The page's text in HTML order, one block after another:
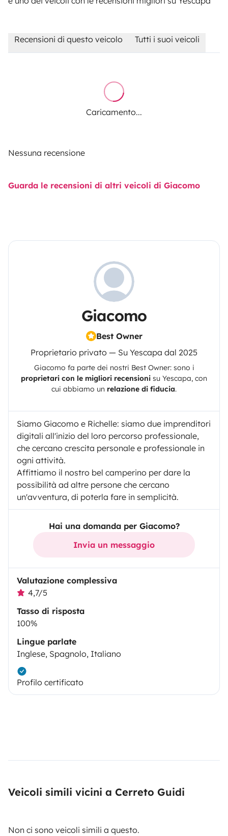
Recensioni di questo veicolo Tutti i suoi veicoli
Caricamento...
Nessuna recensione
Guarda le recensioni di altri veicoli di Giacomo
Giacomo
Best Owner
Proprietario privato — Su Yescapa dal 2025
Giacomo fa parte dei nostri Best Owner: sono i
proprietari con le migliori recensioni su Yescapa, con
cui abbiamo un relazione di fiducia.
Siamo Giacomo e Richelle: siamo due imprenditori
digitali all'inizio del loro percorso professionale,
che cercano crescita personale e professionale in
ogni attività.
Affittiamo il nostro bel camperino per dare la
possibilità ad altre persone che cercano
un'avventura, di poterla fare in semplicità.
Hai una domanda per Giacomo?
Invia un messaggio
Valutazione complessiva
4,7/5
Tasso di risposta
100%
Lingue parlate
Inglese, Spagnolo, Italiano
Profilo certificato
Veicoli simili vicini a Cerreto Guidi
Non ci sono veicoli simili a questo.